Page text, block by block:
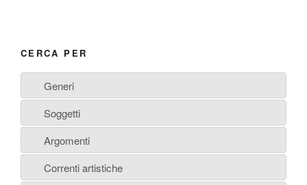
CERCA PER
Generi
Soggetti
Argomenti
Correnti artistiche